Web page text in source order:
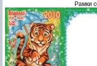
Рамки